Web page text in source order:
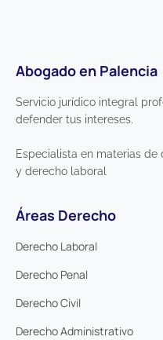
Abogado en Palencia
Servicio jurídico integral
defender tus intereses.
Especialista en materias
y derecho laboral
Áreas Derecho
Derecho Laboral
Derecho Penal
Derecho Civil
Derecho Administrativo